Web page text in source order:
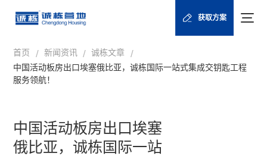
获取方案
首页 / 新闻资讯 / 诚栋文章 /
中国活动板房出口埃塞俄比亚，诚栋国际一站式集成交钥匙工程
服务领航！
中国活动板房出口埃塞
俄比亚，诚栋国际一站